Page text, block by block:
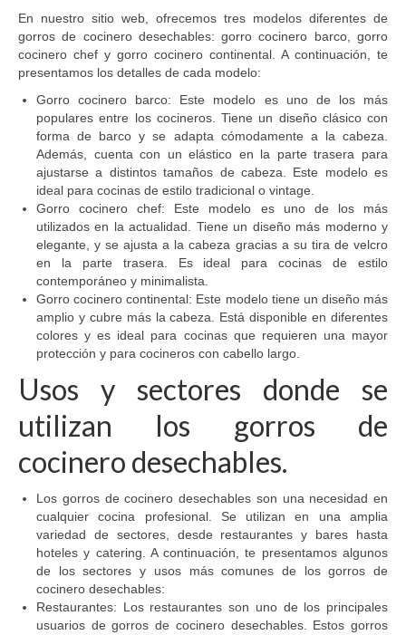
En nuestro sitio web, ofrecemos tres modelos diferentes de
gorros de cocinero desechables: gorro cocinero barco, gorro
cocinero chef y gorro cocinero continental. A continuación, te
presentamos los detalles de cada modelo:
Gorro cocinero barco: Este modelo es uno de los más
populares entre los cocineros. Tiene un diseño clásico con
forma de barco y se adapta cómodamente a la cabeza.
Además, cuenta con un elástico en la parte trasera para
ajustarse a distintos tamaños de cabeza. Este modelo es
ideal para cocinas de estilo tradicional o vintage.
Gorro cocinero chef: Este modelo es uno de los más
utilizados en la actualidad. Tiene un diseño más moderno y
elegante, y se ajusta a la cabeza gracias a su tira de velcro
en la parte trasera. Es ideal para cocinas de estilo
contemporáneo y minimalista.
Gorro cocinero continental: Este modelo tiene un diseño más
amplio y cubre más la cabeza. Está disponible en diferentes
colores y es ideal para cocinas que requieren una mayor
protección y para cocineros con cabello largo.
Usos y sectores donde se
utilizan los gorros de
cocinero desechables.
Los gorros de cocinero desechables son una necesidad en
cualquier cocina profesional. Se utilizan en una amplia
variedad de sectores, desde restaurantes y bares hasta
hoteles y catering. A continuación, te presentamos algunos
de los sectores y usos más comunes de los gorros de
cocinero desechables:
Restaurantes: Los restaurantes son uno de los principales
usuarios de gorros de cocinero desechables. Estos gorros